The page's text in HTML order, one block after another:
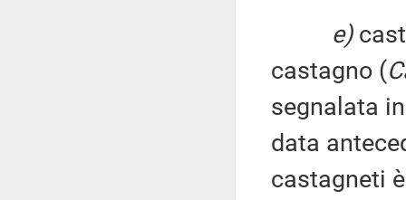
e)
castagno (
segnalata
data
castagneti